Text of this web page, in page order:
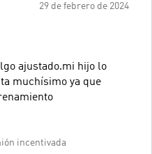
29 de febrero de 2024
ajustado.mi hijo lo
muchísimo ya que
incentivada